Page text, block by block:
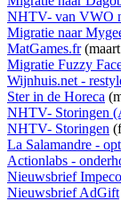
NHTV- van VWO
Migratie naar
MatGames.fr
Migratie Fuzzy
Wijnhuis.net -
Ster in de Horeca
NHTV- Storingen
NHTV- Storingen
La Salamandre -
Actionlabs -
Nieuwsbrief Impeco
Nieuwsbrief AdGift